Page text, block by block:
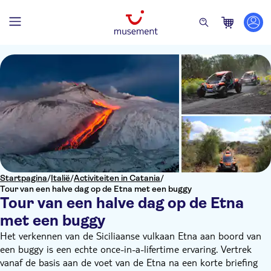
Startpagina/Italië/Activiteiten in Catania/
Tour van een halve dag op de Etna met een buggy
Tour van een halve dag op de Etna
met een buggy
Het verkennen van de Siciliaanse vulkaan Etna aan boord van
een buggy is een echte once-in-a-lifertime ervaring. Vertrek
vanaf de basis aan de voet van de Etna na een korte briefing